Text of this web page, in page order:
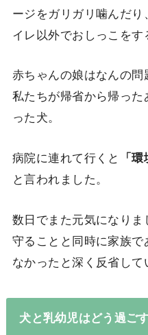
ージをガリガリ噛んだり
イレ以外でおしっこをす
赤ちゃんの娘はなんの問
私たちが帰省から帰った
った犬。
病院に連れて行くと
「
と言われました。
数日でまた元気になり
守ることと同時に家族で
なかったと深く反省して
犬と乳幼児はどう過ご